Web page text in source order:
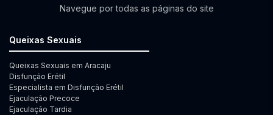
Navegue por todas as páginas do site
Queixas Sexuais
Queixas Sexuais em Aracaju
Disfunção Erétil
Especialista em Disfunção Erétil
Ejaculação Precoce
Ejaculação Tardia